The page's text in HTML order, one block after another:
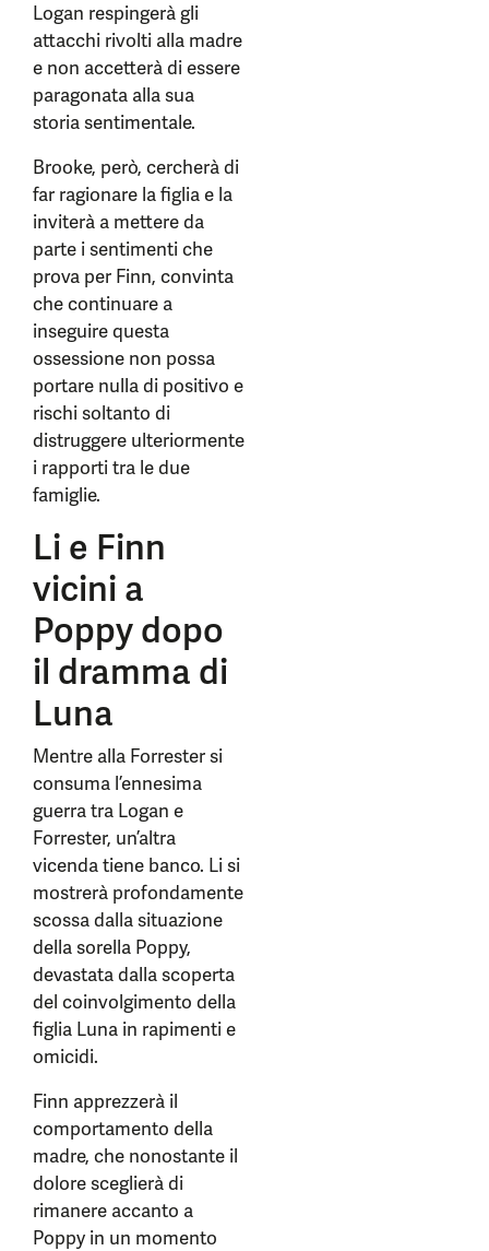
Logan respingerà gli
attacchi rivolti alla madre
e non accetterà di essere
paragonata alla sua
storia sentimentale.
Brooke, però, cercherà di
far ragionare la figlia e la
inviterà a mettere da
parte i sentimenti che
prova per Finn, convinta
che continuare a
inseguire questa
ossessione non possa
portare nulla di positivo e
rischi soltanto di
distruggere ulteriormente
i rapporti tra le due
famiglie.
Li e Finn
vicini a
Poppy dopo
il dramma di
Luna
Mentre alla Forrester si
consuma l’ennesima
guerra tra Logan e
Forrester, un’altra
vicenda tiene banco. Li si
mostrerà profondamente
scossa dalla situazione
della sorella Poppy,
devastata dalla scoperta
del coinvolgimento della
figlia Luna in rapimenti e
omicidi.
Finn apprezzerà il
comportamento della
madre, che nonostante il
dolore sceglierà di
rimanere accanto a
Poppy in un momento